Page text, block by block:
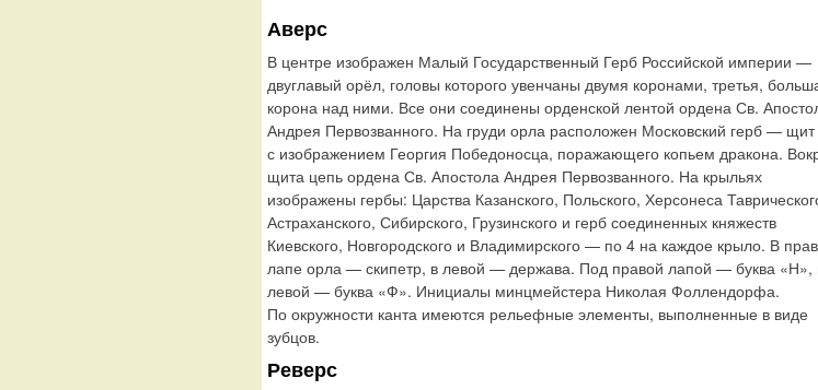
Аверс
В центре изображен Малый Государственный Герб Российской империи —
двуглавый орёл, головы которого увенчаны двумя коронами, третья,
корона над ними. Все они соединены орденской лентой ордена Св.
Андрея Первозванного. На груди орла расположен Московский герб — щит
с изображением Георгия Победоносца, поражающего копьем дракона.
щита цепь ордена Св. Апостола Андрея Первозванного. На крыльях
изображены гербы: Царства Казанского, Польского, Херсонеса
Астраханского, Сибирского, Грузинского и герб соединенных княжеств
Киевского, Новгородского и Владимирского — по 4 на каждое крыло. В
лапе орла — скипетр, в левой — держава. Под правой лапой — буква «Н»,
левой — буква «Ф». Инициалы минцмейстера Николая Фоллендорфа.
По окружности канта имеются рельефные элементы, выполненные в виде
зубцов.
Реверс